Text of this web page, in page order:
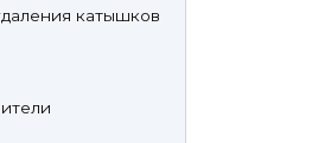
катышков